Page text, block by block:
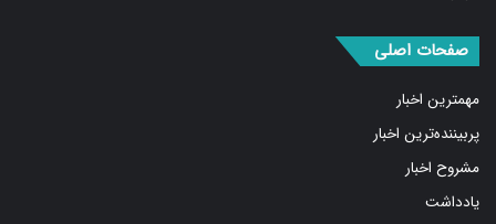
مهمترین اخبار
پربیننده‌ترین اخبار
مشروح اخبار
یادداشت
روایت روز